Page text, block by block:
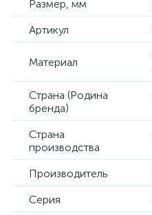
Размер, мм
Артикул
Материал
Страна (Родина
бренда)
Страна
производства
Производитель
Серия